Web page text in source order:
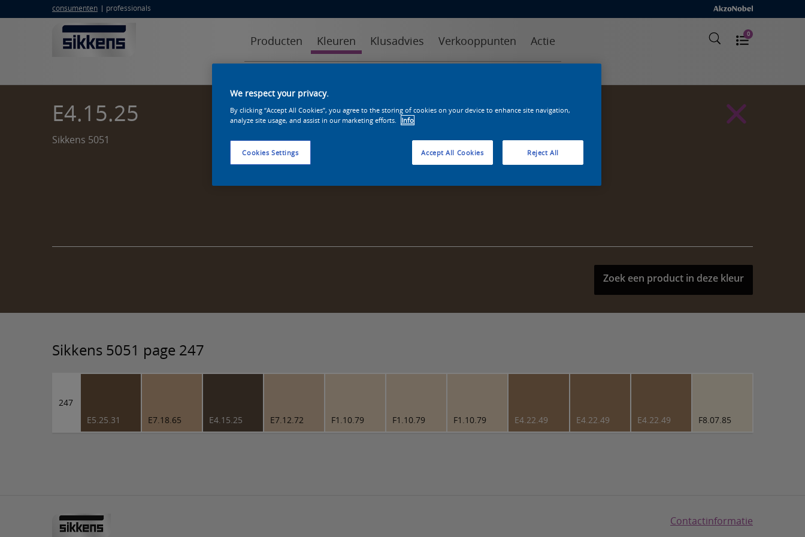
consumenten professionals
Producten Kleuren Klusadvies Verkooppunten Actie 0
E4.15.25
Sikkens 5051
Zoek een product in deze kleur
Sikkens 5051 page 247
247
E5.25.31
E7.18.65 E4.15.25 E7.12.72 F1.10.79 F1.10.79 F1.10.79 E4.22.49 E4.22.49 E4.22.49 F8.07.85
Contactinformatie
We respect your privacy.
By clicking “Accept All Cookies”, you agree to the storing of cookies on your device to enhance site navigation,
analyze site usage, and assist in our marketing efforts.
Info
Cookies Settings Reject All
Accept All Cookies